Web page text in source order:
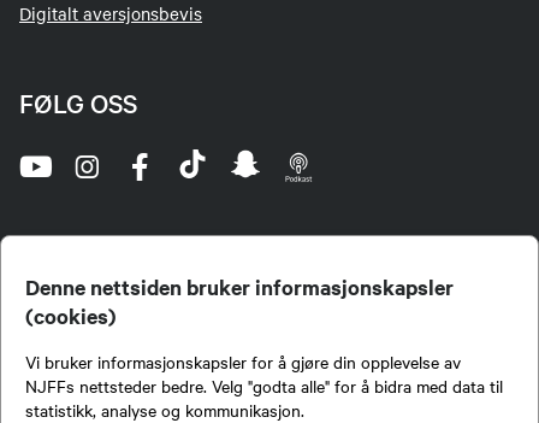
Denne nettsiden bruker informasjonskapsler
(cookies)
Vi bruker informasjonskapsler for å gjøre din opplevelse av
NJFFs nettsteder bedre. Velg "godta alle" for å bidra med data til
statistikk, analyse og kommunikasjon.
Digitalt aversjonsbevis
FØLG OSS
jegere og sportsfiskere og et av de viktigste miljøene for formidling av kunnskap om jakt og
fiske i Norge. Vi er en partipolitisk nøytral organisasjon, men har et sterkt jakt-, fiske-, og
naturpolitisk engasjement i mange saker.